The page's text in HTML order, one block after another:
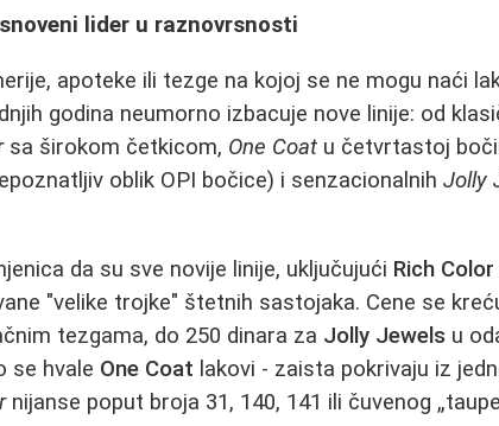
lider u raznovrsnosti
apoteke ili tezge na kojoj se ne mogu naći
godina neumorno izbacuje nove linije: od
sa širokom četkicom, One Coat u četvrtastoj
oblik OPI bočice) i senzacionalnihJolly
da su sve novije linije, uključujući Rich Color
"velike trojke" štetnih sastojaka. Cene se
tezgama, do 250 dinara za Jolly Jewels u
se hvale One Coat lakovi - zaista pokrivaju iz
nijanse poput broja 31, 140, 141 ili čuvenog